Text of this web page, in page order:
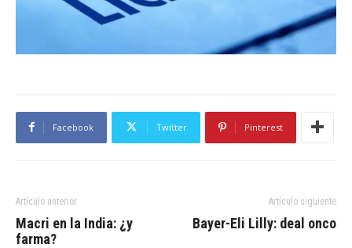
Facebook Twitter Pinterest
Artículo anterior
Macri en la India: ¿y
farma?
Artículo siguiente
Bayer-Eli Lilly: deal onco